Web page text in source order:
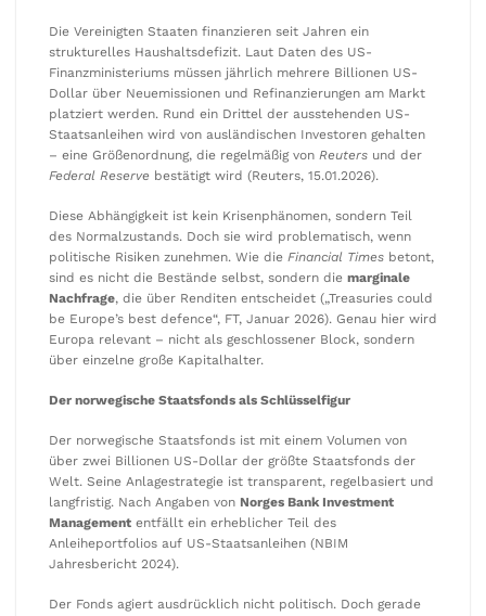
Die Vereinigten Staaten finanzieren seit Jahren ein
strukturelles Haushaltsdefizit. Laut Daten des US-
Finanzministeriums müssen jährlich mehrere Billionen US-
Dollar über Neuemissionen und Refinanzierungen am Markt
platziert werden. Rund ein Drittel der ausstehenden US-
Staatsanleihen wird von ausländischen Investoren gehalten
– eine Größenordnung, die regelmäßig von Reuters und der
Federal Reserve bestätigt wird (Reuters, 15.01.2026).
Diese Abhängigkeit ist kein Krisenphänomen, sondern Teil
des Normalzustands. Doch sie wird problematisch, wenn
politische Risiken zunehmen. Wie die Financial Times betont,
sind es nicht die Bestände selbst, sondern die marginale
Nachfrage, die über Renditen entscheidet („Treasuries could
be Europe’s best defence“, FT, Januar 2026). Genau hier wird
Europa relevant – nicht als geschlossener Block, sondern
über einzelne große Kapitalhalter.
Der norwegische Staatsfonds als Schlüsselfigur
Der norwegische Staatsfonds ist mit einem Volumen von
über zwei Billionen US-Dollar der größte Staatsfonds der
Welt. Seine Anlagestrategie ist transparent, regelbasiert und
langfristig. Nach Angaben von Norges Bank Investment
Management entfällt ein erheblicher Teil des
Anleiheportfolios auf US-Staatsanleihen (NBIM
Jahresbericht 2024).
Der Fonds agiert ausdrücklich nicht politisch. Doch gerade